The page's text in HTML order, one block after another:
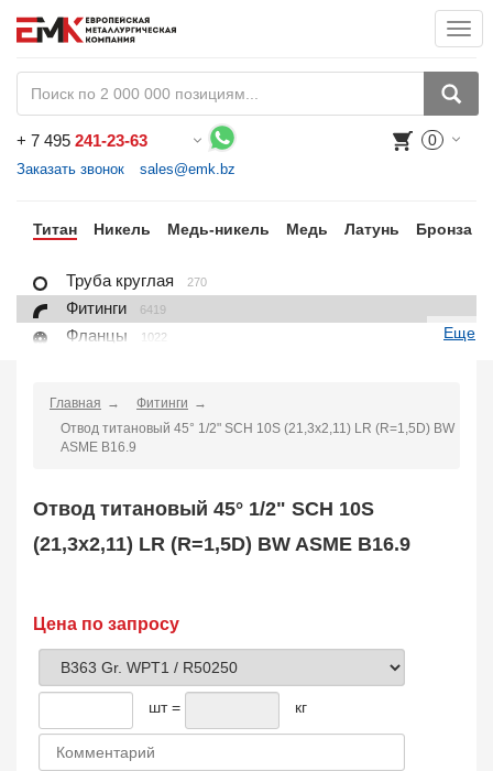
+ 7 495 241-23-63
Заказать звонок sales@emk.bz
0
Титан Никель Медь-никель Медь Латунь Бронза
Труба круглая 270
Фитинги 6419
Фланцы 1022
16
Поковка
Еще
Главная
Фитинги
Отвод титановый 45° 1/2" SCH 10S (21,3х2,11) LR (R=1,5D) BW
ASME B16.9
Отвод титановый 45° 1/2" SCH 10S
(21,3х2,11) LR (R=1,5D) BW ASME B16.9
Цена по запросу
шт = кг